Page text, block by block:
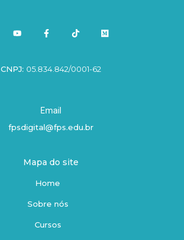
CNPJ: 05.834.842/0001-62
Email
fpsdigital@fps.edu.br
Mapa do site
Home
Sobre nós
Cursos